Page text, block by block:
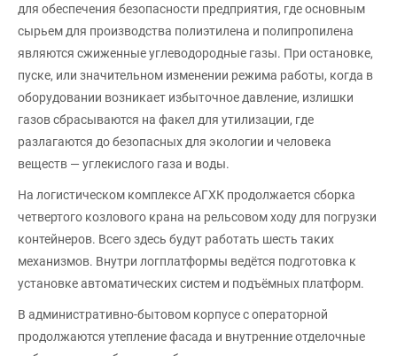
для обеспечения безопасности предприятия, где основным
сырьем для производства полиэтилена и полипропилена
являются сжиженные углеводородные газы. При остановке,
пуске, или значительном изменении режима работы, когда в
оборудовании возникает избыточное давление, излишки
газов сбрасываются на факел для утилизации, где
разлагаются до безопасных для экологии и человека
веществ — углекислого газа и воды.
На логистическом комплексе АГХК продолжается сборка
четвертого козлового крана на рельсовом ходу для погрузки
контейнеров. Всего здесь будут работать шесть таких
механизмов. Внутри логплатформы ведётся подготовка к
установке автоматических систем и подъёмных платформ.
В административно-бытовом корпусе с операторной
продолжаются утепление фасада и внутренние отделочные